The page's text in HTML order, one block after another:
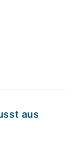
aus